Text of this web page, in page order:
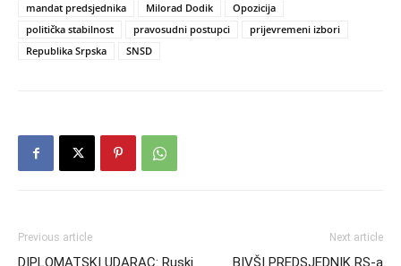
mandat predsjednika
Milorad Dodik
Opozicija
politička stabilnost
pravosudni postupci
prijevremeni izbori
Republika Srpska
SNSD
Previous article
DIPLOMATSKI UDARAC: Ruski
Next article
BIVŠI PREDSJEDNIK RS-a